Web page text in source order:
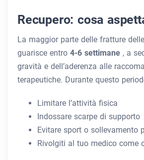
Recupero: cosa
La maggior parte delle fratture
guarisce entro 4-6 settimane , a
gravità e dell’aderenza alle
terapeutiche. Durante questo
Limitare l’attività fisica
Indossare scarpe di supporto
Evitare sport o sollevamento
Rivolgiti al tuo medico come